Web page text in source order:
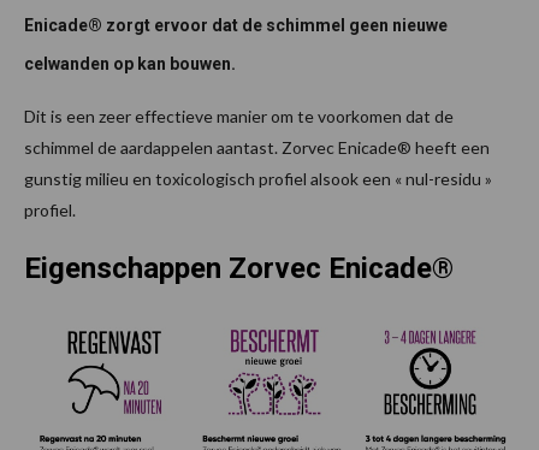
Enicade® zorgt ervoor dat de schimmel geen nieuwe
celwanden op kan bouwen.
Dit is een zeer effectieve manier om te voorkomen dat de
schimmel de aardappelen aantast. Zorvec Enicade® heeft een
gunstig milieu en toxicologisch profiel alsook een « nul-residu »
profiel.
Eigenschappen Zorvec Enicade®